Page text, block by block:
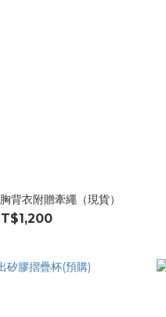
背衣附贈牽繩（現貨）